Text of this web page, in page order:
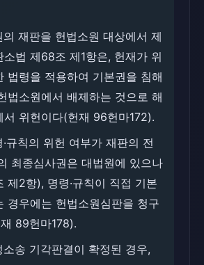
재판을 헌법소원 대상에서 제
소법 제68조 제1항은, 헌재가 위
법령을 적용하여 기본권을 침해
법소원에서 배제하는 것으로 해
서 위헌이다(헌재 96헌마172).
칙의 위헌 여부가 재판의 전
최종심사권은 대법원에 있으나
제2항), 명령·규칙이 직접 기본
경우에는 헌법소원심판을 청구
89헌마178).
송 기각판결이 확정된 경우,